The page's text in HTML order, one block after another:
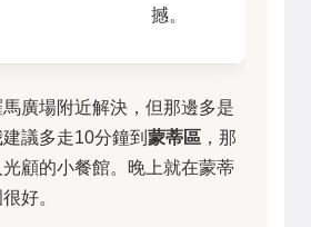
撼。
廣場附近解決，但那邊多是
議多走10分鐘到 蒙蒂區 ，那
顧的小餐館。晚上就在蒙蒂
好。